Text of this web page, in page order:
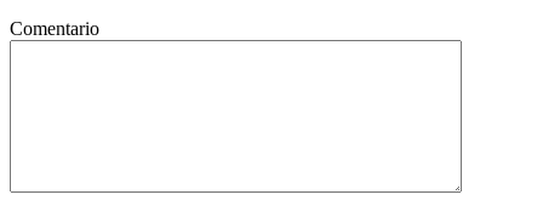
Comentario